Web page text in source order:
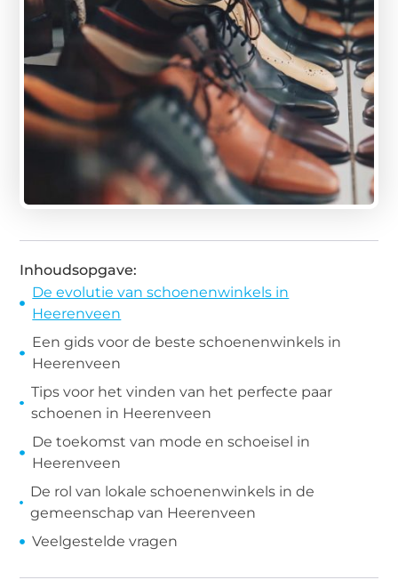
Inhoudsopgave:
De evolutie van schoenenwinkels in
Heerenveen
Een gids voor de beste schoenenwinkels in
Heerenveen
Tips voor het vinden van het perfecte paar
schoenen in Heerenveen
De toekomst van mode en schoeisel in
Heerenveen
De rol van lokale schoenenwinkels in de
gemeenschap van Heerenveen
Veelgestelde vragen